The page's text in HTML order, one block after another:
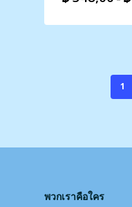
1
พวกเราคือใคร